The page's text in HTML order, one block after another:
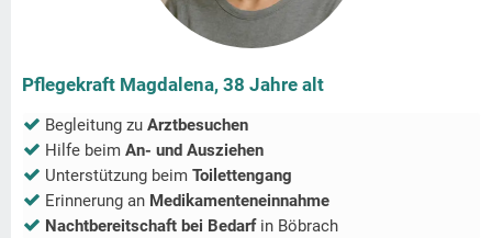
Pflegekraft Magdalena, 38 Jahre alt
Begleitung zu Arztbesuchen
Hilfe beim An- und Ausziehen
Unterstützung beim Toilettengang
Erinnerung an Medikamenteneinnahme
Nachtbereitschaft bei Bedarfin Böbrach